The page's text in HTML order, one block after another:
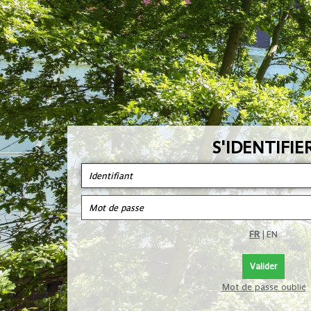
FR | EN
Mot de passe oublié